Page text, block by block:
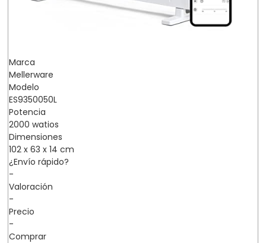
Marca
Mellerware
Modelo
ES9350050L
Potencia
2000 watios
Dimensiones
102 x 63 x 14 cm
¿Envío rápido?
-
Valoración
-
Precio
-
Comprar